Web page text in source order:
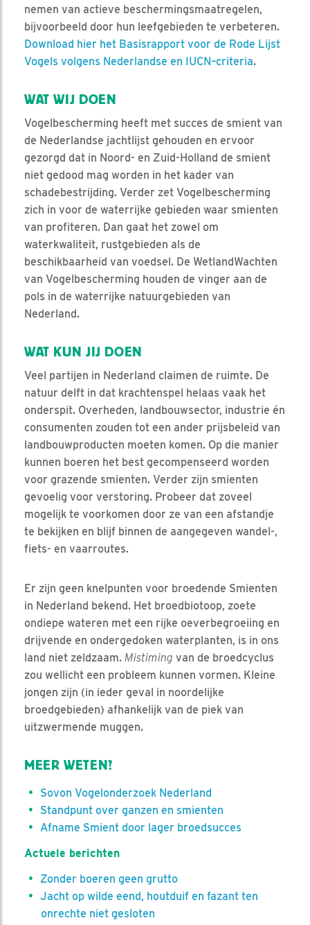
nemen van actieve beschermingsmaatregelen,
bijvoorbeeld door hun leefgebieden te verbeteren.
Download hier het Basisrapport voor de Rode Lijst
Vogels volgens Nederlandse en IUCN–criteria.
WAT WIJ DOEN
Vogelbescherming heeft met succes de smient van
de Nederlandse jachtlijst gehouden en ervoor
gezorgd dat in Noord- en Zuid-Holland de smient
niet gedood mag worden in het kader van
schadebestrijding. Verder zet Vogelbescherming
zich in voor de waterrijke gebieden waar smienten
van profiteren. Dan gaat het zowel om
waterkwaliteit, rustgebieden als de
beschikbaarheid van voedsel. De WetlandWachten
van Vogelbescherming houden de vinger aan de
pols in de waterrijke natuurgebieden van
Nederland.
WAT KUN JIJ DOEN
Veel partijen in Nederland claimen de ruimte. De
natuur delft in dat krachtenspel helaas vaak het
onderspit. Overheden, landbouwsector, industrie én
consumenten zouden tot een ander prijsbeleid van
landbouwproducten moeten komen. Op die manier
kunnen boeren het best gecompenseerd worden
voor grazende smienten. Verder zijn smienten
gevoelig voor verstoring. Probeer dat zoveel
mogelijk te voorkomen door ze van een afstandje
te bekijken en blijf binnen de aangegeven wandel-,
fiets- en vaarroutes.
Er zijn geen knelpunten voor broedende Smienten
in Nederland bekend. Het broedbiotoop, zoete
ondiepe wateren met een rijke oeverbegroeiing en
drijvende en ondergedoken waterplanten, is in ons
land niet zeldzaam. Mistiming van de broedcyclus
zou wellicht een probleem kunnen vormen. Kleine
jongen zijn (in ieder geval in noordelijke
broedgebieden) afhankelijk van de piek van
uitzwermende muggen.
MEER WETEN?
Sovon Vogelonderzoek Nederland
Standpunt over ganzen en smienten
Afname Smient door lager broedsucces
Actuele berichten
Zonder boeren geen grutto
Jacht op wilde eend, houtduif en fazant ten
onrechte niet gesloten